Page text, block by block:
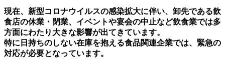
現在、新型コロナウイルスの感染拡大に伴い、卸先である飲
食店の休業・閉業、イベントや宴会の中止など飲食業では多
方面にわたり大きな影響が出てきています。
特に日持ちのしない在庫を抱える食品関連企業では、緊急の
対応が必要となっています。